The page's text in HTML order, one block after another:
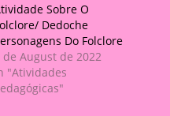
Sobre O
Dedoche
Do Folclore
de August de 2022
"Atividades